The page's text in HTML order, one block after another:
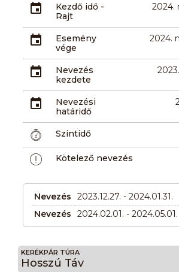
Kezdő idő -
Rajt
2024.
Esemény
vége
2024.
Nevezés
kezdete
Nevezési
határidő
Szintidő
Kötelező nevezés
Nevezés 2023.12.27. - 2024.01.31.
Nevezés
2024.02.01. - 2024.05.01.
KERÉKPÁR TÚRA
Hosszú Táv